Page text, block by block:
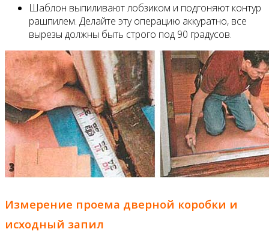
Шаблон выпиливают лобзиком и подгоняют контур
рашпилем. Делайте эту операцию аккуратно, все
вырезы должны быть строго под 90 градусов.
Измерение проема дверной коробки и
исходный запил